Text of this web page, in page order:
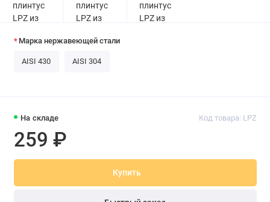
На складе Код товара: LPZ
259 ₽
Купить
Марка нержавеющей стали
AISI 430 AISI 304